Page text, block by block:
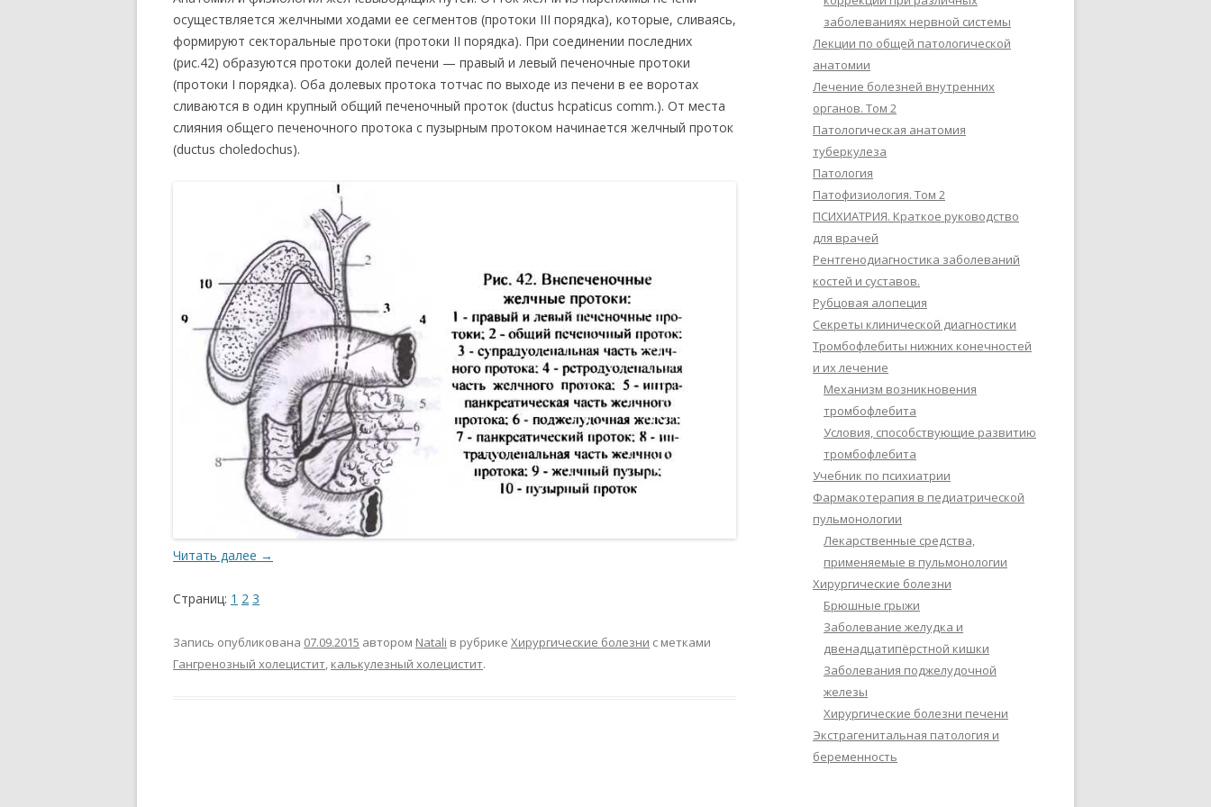
осуществляется желчными ходами ее сегментов (протоки III порядка), которые, сливаясь,
формируют секторальные протоки (протоки II порядка). При соединении последних
(рис.42) образуются протоки долей печени — правый и левый печеночные протоки
(протоки I порядка). Оба долевых протока тотчас по выходе из печени в ее воротах
сливаются в один крупный общий печеночный проток (ductus hcpaticus comm.). От места
слияния общего печеночного протока с пузырным протоком начинается желчный проток
(ductus choledochus).
Читать далее →
Страниц: 1 2 3
Запись опубликована 07.09.2015 автором Natali в рубрике Хирургические болезни с метками
Гангренозный холецистит, калькулезный холецистит.
заболеваниях нервной системы
Лекции по общей патологической
анатомии
Лечение болезней внутренних
органов. Том 2
Патологическая анатомия
туберкулеза
Патология
Патофизиология. Том 2
ПСИХИАТРИЯ. Краткое руководство
для врачей
Рентгенодиагностика заболеваний
костей и суставов.
Рубцовая алопеция
Секреты клинической диагностики
Тромбофлебиты нижних конечностей
и их лечение
Механизм возникновения
тромбофлебита
Условия, способствующие развитию
тромбофлебита
Учебник по психиатрии
Фармакотерапия в педиатрической
пульмонологии
Лекарственные средства,
применяемые в пульмонологии
Хирургические болезни
Брюшные грыжи
Заболевание желудка и
двенадцатипёрстной кишки
Заболевания поджелудочной
железы
Хирургические болезни печени
Экстрагенитальная патология и
беременность